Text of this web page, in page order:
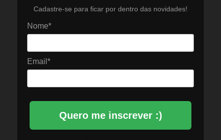
Cadastre-se para ficar por dentro das novidades!
Nome*
Email*
Quero me inscrever :)